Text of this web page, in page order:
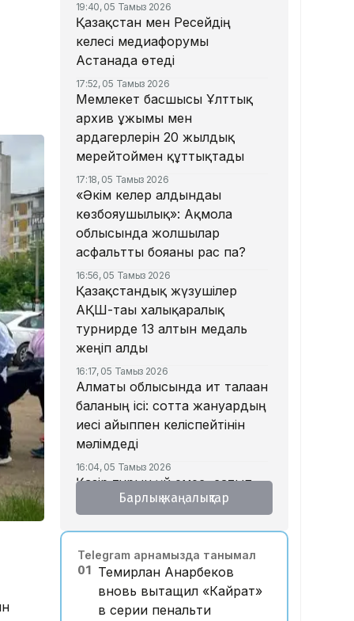
19:40, 05 Тамыз 2026
Қазақстан мен Ресейдің
келесі медиафорумы
Астанада өтеді
17:52, 05 Тамыз 2026
Мемлекет басшысы Ұлттық
архив ұжымы мен
ардагерлерін 20 жылдық
мерейтоймен құттықтады
17:18, 05 Тамыз 2026
«Әкім келер алдындағы
көзбояушылық»: Ақмола
облысында жолшылар
асфальтты бояғаны рас па?
16:56, 05 Тамыз 2026
Қазақстандық жүзушілер
АҚШ-тағы халықаралық
турнирде 13 алтын медаль
жеңіп алды
16:17, 05 Тамыз 2026
Алматы облысында ит талаған
баланың ісі: сотта жануардың
иесі айыппен келіспейтінін
мәлімдеді
16:04, 05 Тамыз 2026
Қазір тұрғын үй емес, сатып
алушы тапшы – қаржыгер
құрсақ ана туралы не білеміз?
15:15, 05 Тамыз 2026
Дастан Сәтпаевтың
«Челсидегі» дебюттік голы
Барлық жаңалықтар
Telegram арнамызда танымал
01 Темирлан Анарбеков
вновь вытащил «Кайрат»
в серии пенальти